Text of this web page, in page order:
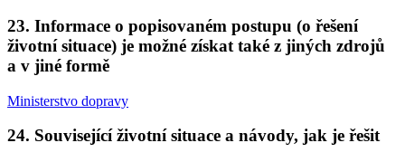
23. Informace o popisovaném postupu (o řešení
životní situace) je možné získat také z jiných zdrojů
a v jiné formě
Ministerstvo dopravy
24. Související životní situace a návody, jak je řešit